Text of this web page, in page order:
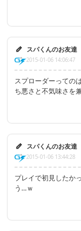
スパくんのお友達
2015-01-06 14:06:47
スプローダーっての
ち悪さと不気味さを
スパくんのお友達
2015-01-06 13:44:28
プレイで初見したか
う…ｗ